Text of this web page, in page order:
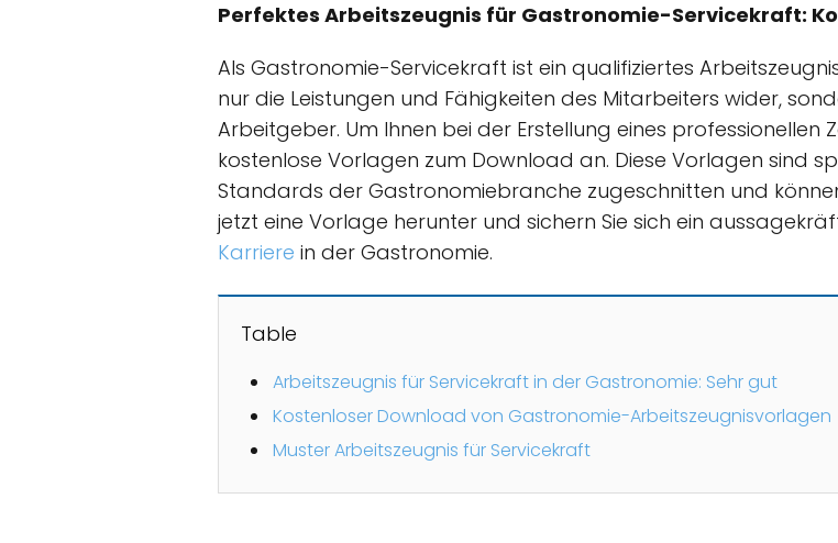
Perfektes Arbeitszeugnis für Gastronomie-Servicekraft:
Als Gastronomie-Servicekraft ist ein qualifiziertes
nur die Leistungen und Fähigkeiten des Mitarbeiters wider,
Arbeitgeber. Um Ihnen bei der Erstellung eines professionellen
kostenlose Vorlagen zum Download an. Diese Vorlagen sind
Standards der Gastronomiebranche zugeschnitten und
jetzt eine Vorlage herunter und sichern Sie sich ein
Karriere in der Gastronomie.
Table
Arbeitszeugnis für Servicekraft in der Gastronomie: Sehr gut
Kostenloser Download von Gastronomie-Arbeitszeugnisvorlagen
Muster Arbeitszeugnis für Servicekraft